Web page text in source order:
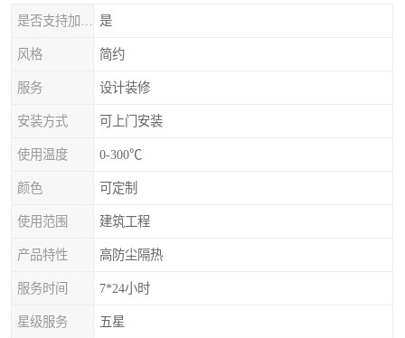
是
风格 简约
服务 设计装修
安装方式 可上门安装
使用温度 0-300℃
颜色 可定制
使用范围 建筑工程
产品特性 高防尘隔热
服务时间 7*24小时
星级服务 五星